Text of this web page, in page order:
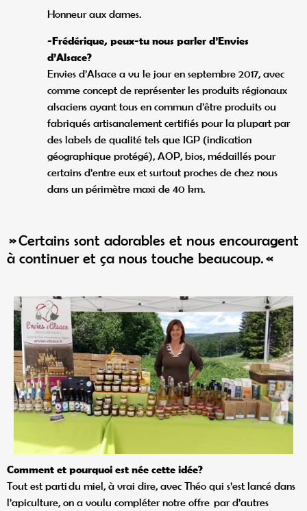
Honneur aux dames.
-Frédérique, peux-tu nous parler d’Envies
d’Alsace?
Envies d’Alsace a vu le jour en septembre 2017, avec
comme concept de représenter les produits régionaux
alsaciens ayant tous en commun d’être produits ou
fabriqués artisanalement certifiés pour la plupart par
des labels de qualité tels que IGP (indication
géographique protégé), AOP, bios, médaillés pour
certains d’entre eux et surtout proches de chez nous
dans un périmètre maxi de 40 km.
» Certains sont adorables et nous encouragent
à continuer et ça nous touche beaucoup. «
Comment et pourquoi est née cette idée?
Tout est parti du miel, à vrai dire, avec Théo qui s’est lancé dans
l’apiculture, on a voulu compléter notre offre par d’autres